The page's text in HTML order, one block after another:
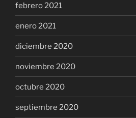
febrero 2021
enero 2021
diciembre 2020
noviembre 2020
octubre 2020
septiembre 2020